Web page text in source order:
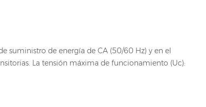
suministro de energía de CA (50/60 Hz) y en el
La tensión máxima de funcionamiento (Uc):